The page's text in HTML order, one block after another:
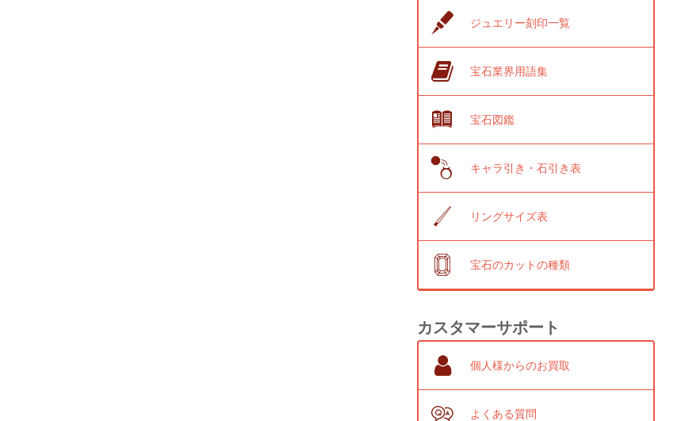
ジュエリー刻印一覧
宝石業界用語集
宝石図鑑
キャラ引き・石引き表
リングサイズ表
宝石のカットの種類
カスタマーサポート
個人様からのお買取
よくある質問